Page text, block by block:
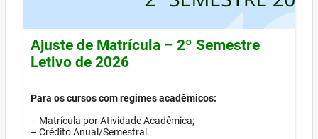
Ajuste de Matrícula – 2º Semestre
Letivo de 2026
Para os cursos com regimes acadêmicos:
– Matrícula por Atividade Acadêmica;
– Crédito Anual/Semestral.